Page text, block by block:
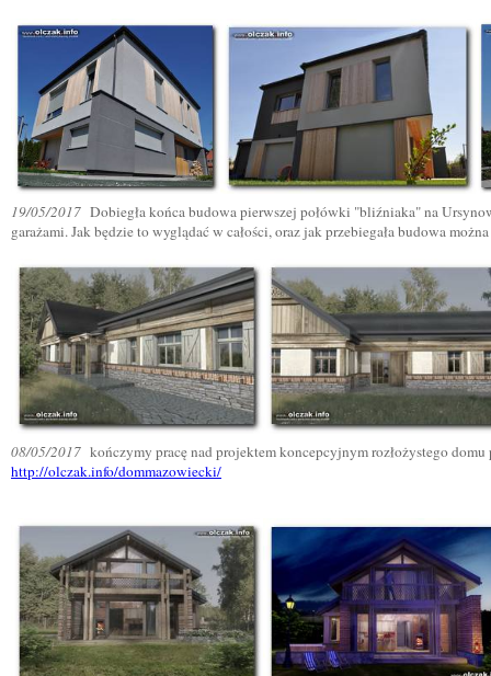
19/05/2017 Dobiegła końca budowa pierwszej połówki "bliźniaka" na
garażami. Jak będzie to wyglądać w całości, oraz jak przebiegała budowa
08/05/2017 kończymy pracę nad projektem koncepcyjnym rozłożystego
http://olczak.info/dommazowiecki/